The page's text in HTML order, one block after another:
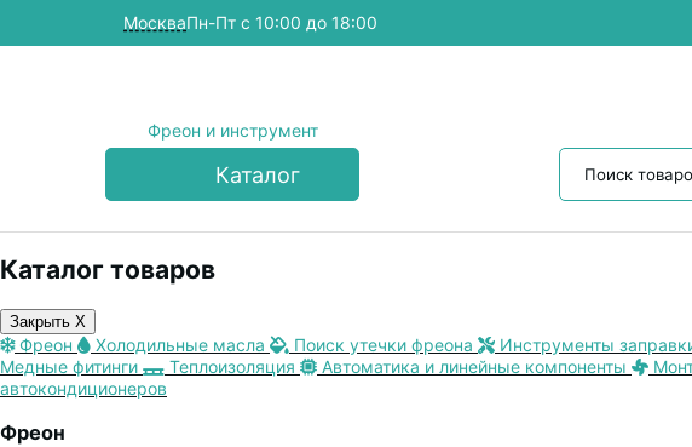
МоскваПн-Пт с 10:00 до 18:00
Фреон и инструмент
Каталог
Каталог товаров
Закрыть X
Фреон Холодильные масла Поиск утечки фреона Инструменты
Медные фитинги
Теплоизоляция Автоматика и линейные компоненты
автокондиционеров
Фреон